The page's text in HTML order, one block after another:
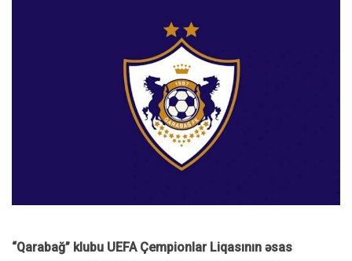
“Qarabağ” klubu UEFA Çempionlar Liqasının əsas